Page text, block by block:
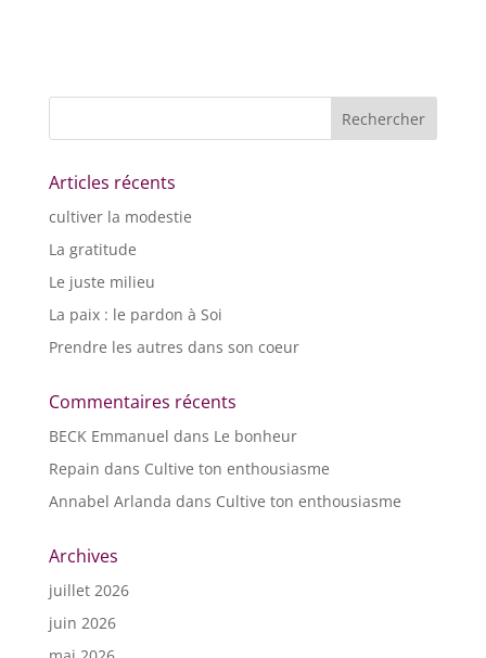
Articles récents
cultiver la modestie
La gratitude
Le juste milieu
La paix : le pardon à Soi
Prendre les autres dans son coeur
Commentaires récents
BECK Emmanuel dans Le bonheur
Repain dans Cultive ton enthousiasme
Annabel Arlanda dans Cultive ton enthousiasme
Archives
juillet 2026
juin 2026